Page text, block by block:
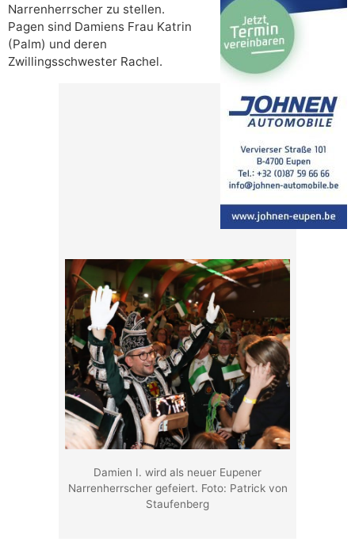
Narrenherrscher zu stellen.
Pagen sind Damiens Frau Katrin
(Palm) und deren
Zwillingsschwester Rachel.
Damien I. wird als neuer Eupener
Narrenherrscher gefeiert. Foto: Patrick von
Staufenberg